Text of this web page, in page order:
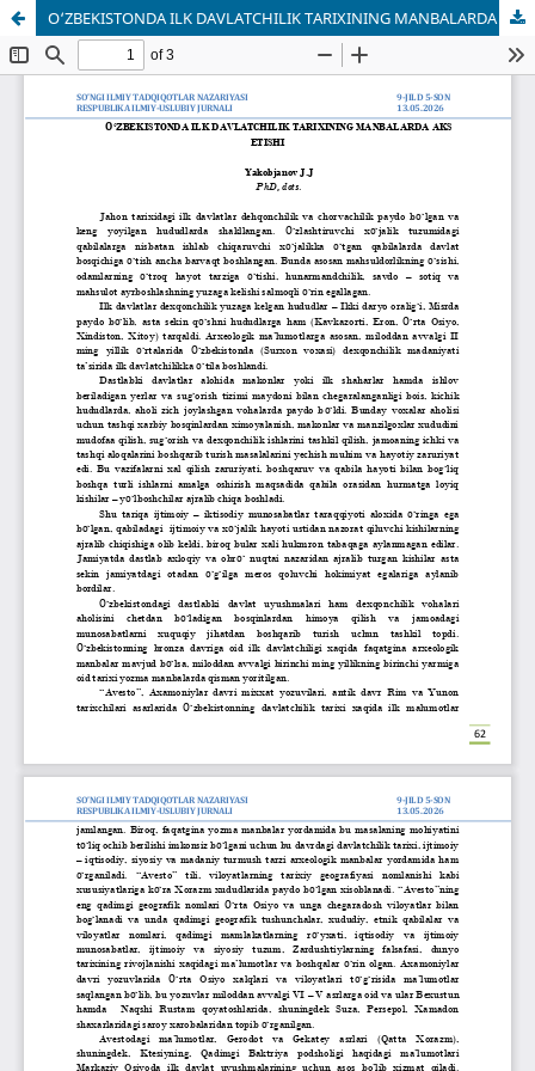
О‘ZBEKISTONDA ILK DAVLATCHILIK TARIXINING MANBALARDA AKS ETISHI